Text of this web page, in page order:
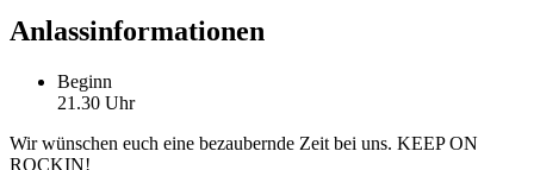
Anlassinformationen
Beginn
21.30 Uhr
Wir wünschen euch eine bezaubernde Zeit bei uns. KEEP ON
ROCKIN!